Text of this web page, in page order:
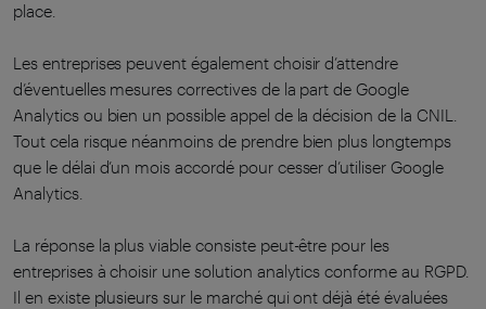
place.
Les entreprises peuvent également choisir d’attendre
d’éventuelles mesures correctives de la part de Google
Analytics ou bien un possible appel de la décision de la CNIL.
Tout cela risque néanmoins de prendre bien plus longtemps
que le délai d’un mois accordé pour cesser d’utiliser Google
Analytics.
La réponse la plus viable consiste peut-être pour les
entreprises à choisir une solution analytics conforme au RGPD.
Il en existe plusieurs sur le marché qui ont déjà été évaluées